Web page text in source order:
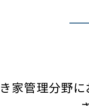
家管理分野